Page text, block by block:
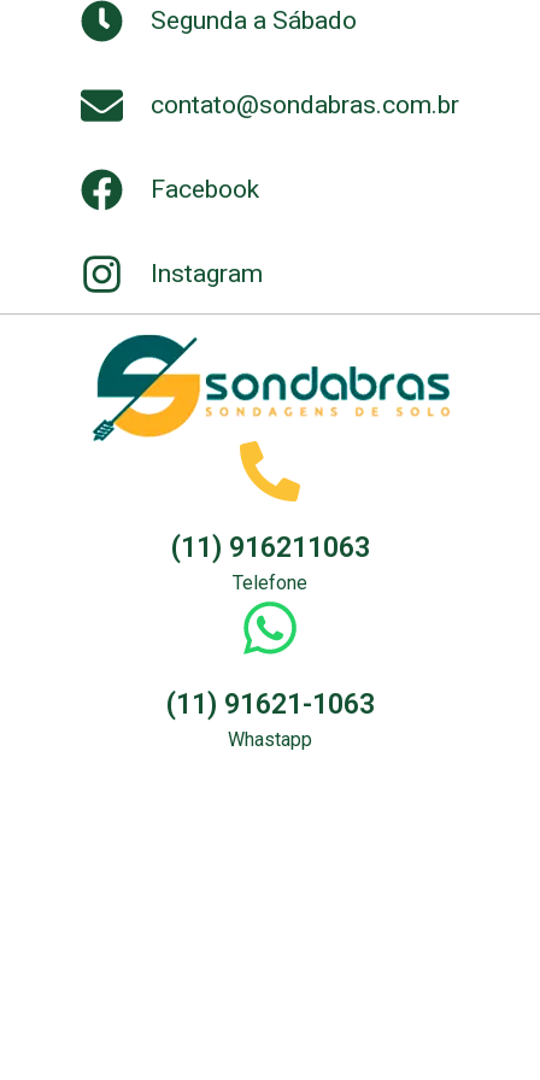
Segunda a Sábado
contato@sondabras.com.br
Facebook
Instagram
(11) 916211063
Telefone
(11) 91621-1063
Whastapp